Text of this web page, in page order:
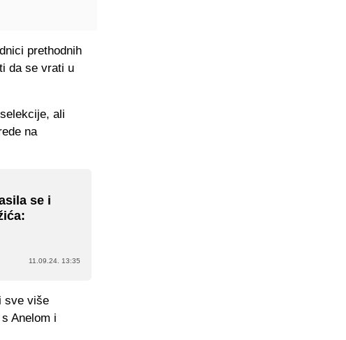
prethodnih
da se vrati u
ali
na
se i
11.09.24. 13:35
sve više
Anelom i